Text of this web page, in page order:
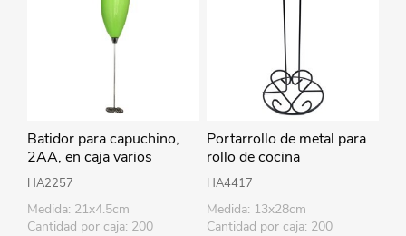
Batidor para capuchino,
2AA, en caja varios
colores
HA2257
Medida: 21x4.5cm
Cantidad por caja: 200
Portarrollo de metal para
rollo de cocina
HA4417
Medida: 13x28cm
Cantidad por caja: 200